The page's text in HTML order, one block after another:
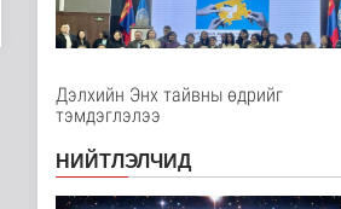
БНСУ залуу хосуудыг
гэрлэлтээ
бүртгүүлэхээс зайл..
6 цаг 53 минутын өмнө
хэрэгслийн үнэ багагүй
нэмэгдсэ..
Нийгэм
Дэлхийн Энх тайвны өдрийг
тэмдэглэлээ
НИЙТЛЭЛЧИД